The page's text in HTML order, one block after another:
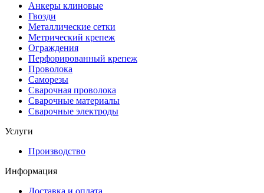
Анкеры клиновые
Гвозди
Металлические сетки
Метрический крепеж
Ограждения
Перфорированный крепеж
Проволока
Саморезы
Сварочная проволока
Сварочные материалы
Сварочные электроды
Услуги
Производство
Информация